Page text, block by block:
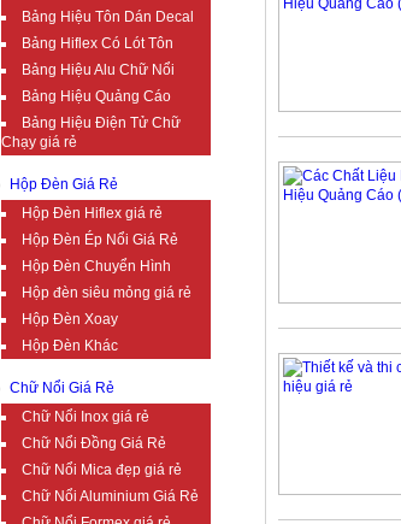
Bảng Hiệu Tôn Dán Decal
Bảng Hiflex Có Lót Tôn
Bảng Hiệu Alu Chữ Nổi
Bảng Hiệu Quảng Cáo
Bảng Hiệu Điện Tử Chữ
Chạy giá rẻ
Hộp Đèn Giá Rẻ
Hộp Đèn Hiflex giá rẻ
Hộp Đèn Ép Nổi Giá Rẻ
Hộp Đèn Chuyển Hình
Hộp đèn siêu mỏng giá rẻ
Hộp Đèn Xoay
Hộp Đèn Khác
Chữ Nổi Giá Rẻ
Chữ Nổi Inox giá rẻ
Chữ Nổi Đồng Giá Rẻ
Chữ Nổi Mica đẹp giá rẻ
Chữ Nổi Aluminium Giá Rẻ